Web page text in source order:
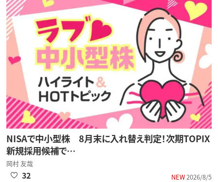
NISAで中小型株 8月末に入れ替え判定！次期TOPIX
新規採用候補で…
岡村 友哉
NEW2026/8/5
32